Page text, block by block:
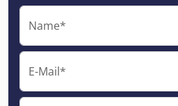
Name*
E-Mail*